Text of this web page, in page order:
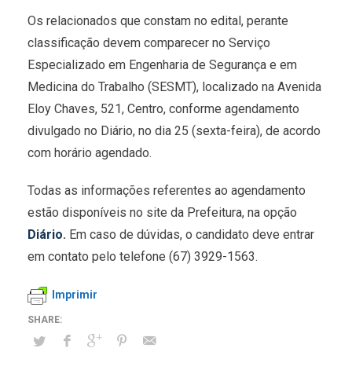
Os relacionados que constam no edital, perante
classificação devem comparecer no Serviço
Especializado em Engenharia de Segurança e em
Medicina do Trabalho (SESMT), localizado na Avenida
Eloy Chaves, 521, Centro, conforme agendamento
divulgado no Diário, no dia 25 (sexta-feira), de acordo
com horário agendado.
Todas as informações referentes ao agendamento
estão disponíveis no site da Prefeitura, na opção
Diário. Em caso de dúvidas, o candidato deve entrar
em contato pelo telefone (67) 3929-1563.
Imprimir